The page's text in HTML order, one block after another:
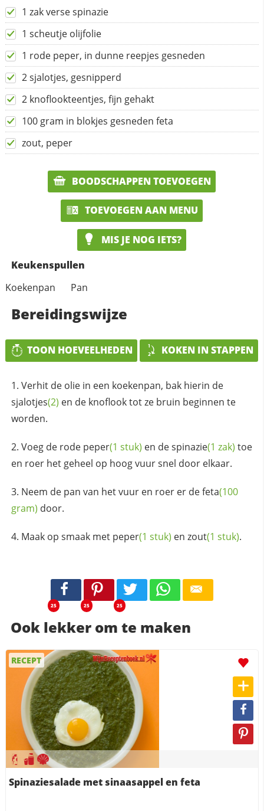
1 zak verse spinazie
1 scheutje olijfolie
1 rode peper, in dunne reepjes gesneden
2 sjalotjes, gesnipperd
2 knoflookteentjes, fijn gehakt
100 gram in blokjes gesneden feta
zout, peper
BOODSCHAPPEN TOEVOEGEN
TOEVOEGEN AAN MENU
MIS JE NOG IETS?
Keukenspullen
Koekenpan
Pan
Bereidingswijze
TOON HOEVEELHEDEN KOKEN IN STAPPEN
Verhit de olie in een koekenpan, bak hierin de
sjalotjes(2) en de knoflook tot ze bruin beginnen te
worden.
Voeg de rode peper(1 stuk) en despinazie(1 zak) toe
en roer het geheel op hoog vuur snel door elkaar.
Neem de pan van het vuur en roer er defeta(100
gram) door.
Maak op smaak met peper(1 stuk) en zout(1 stuk).
25 25 25
Ook lekker om te maken
RECEPT
Spinaziesalade met sinaasappel en feta